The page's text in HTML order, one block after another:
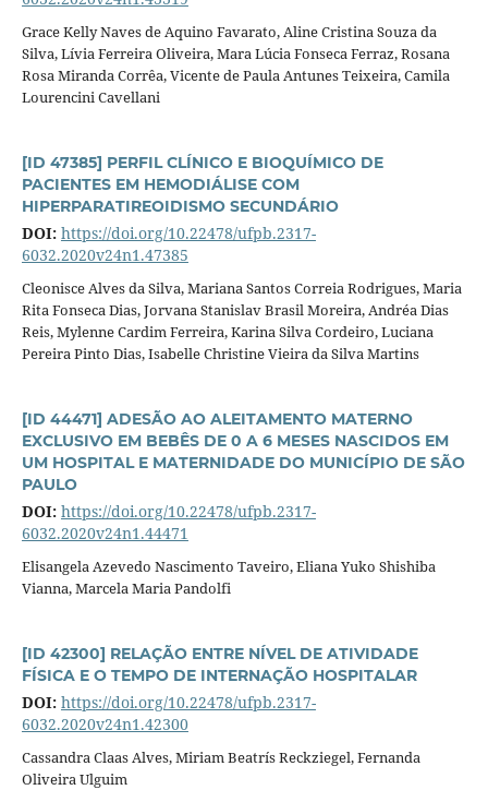
Grace Kelly Naves de Aquino Favarato, Aline Cristina Souza da
Silva, Lívia Ferreira Oliveira, Mara Lúcia Fonseca Ferraz, Rosana
Rosa Miranda Corrêa, Vicente de Paula Antunes Teixeira, Camila
Lourencini Cavellani
[ID 47385] PERFIL CLÍNICO E BIOQUÍMICO DE
PACIENTES EM HEMODIÁLISE COM
HIPERPARATIREOIDISMO SECUNDÁRIO
DOI: https://doi.org/10.22478/ufpb.2317-
6032.2020v24n1.47385
Cleonisce Alves da Silva, Mariana Santos Correia Rodrigues, Maria
Rita Fonseca Dias, Jorvana Stanislav Brasil Moreira, Andréa Dias
Reis, Mylenne Cardim Ferreira, Karina Silva Cordeiro, Luciana
Pereira Pinto Dias, Isabelle Christine Vieira da Silva Martins
[ID 44471] ADESÃO AO ALEITAMENTO MATERNO
EXCLUSIVO EM BEBÊS DE 0 A 6 MESES NASCIDOS EM
UM HOSPITAL E MATERNIDADE DO MUNICÍPIO DE SÃO
PAULO
DOI: https://doi.org/10.22478/ufpb.2317-
6032.2020v24n1.44471
Elisangela Azevedo Nascimento Taveiro, Eliana Yuko Shishiba
Vianna, Marcela Maria Pandolfi
[ID 42300] RELAÇÃO ENTRE NÍVEL DE ATIVIDADE
FÍSICA E O TEMPO DE INTERNAÇÃO HOSPITALAR
DOI: https://doi.org/10.22478/ufpb.2317-
6032.2020v24n1.42300
Cassandra Claas Alves, Miriam Beatrís Reckziegel, Fernanda
Oliveira Ulguim